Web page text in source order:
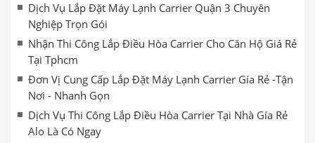
Dịch Vụ Lắp Đặt Máy Lạnh Carrier Quận 3 Chuyên
Nghiệp Trọn Gói
Nhận Thi Công Lắp Điều Hòa Carrier Cho Căn Hộ Giá Rẻ
Tại Tphcm
Đơn Vị Cung Cấp Lắp Đặt Máy Lạnh Carrier Gía Rẻ -Tận
Nơi - Nhanh Gọn
Dịch Vụ Thi Công Lắp Điều Hòa Carrier Tại Nhà Gía Rẻ
Alo Là Có Ngay